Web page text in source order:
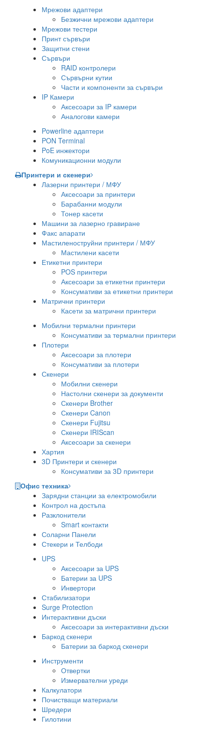
Мрежови адаптери
Безжични мрежови адаптери
Мрежови тестери
Принт сървъри
Защитни стени
Сървъри
RAID контролери
Сървърни кутии
Части и компоненти за сървъри
IP Камери
Аксесоари за IP камери
Аналогови камери
Powerline адаптери
PON Terminal
PoE инжектори
Комуникационни модули
Принтери и скенери
Лазерни принтери / МФУ
Аксесоари за принтери
Барабанни модули
Тонер касети
Машини за лазерно гравиране
Факс апарати
Мастиленоструйни принтери / МФУ
Мастилени касети
Етикетни принтери
POS принтери
Аксесоари за етикетни принтери
Консумативи за етикетни принтери
Матрични принтери
Касети за матрични принтери
Мобилни термални принтери
Консумативи за термални принтери
Плотери
Аксесоари за плотери
Консумативи за плотери
Скенери
Мобилни скенери
Настолни скенери за документи
Скенери Brother
Скенери Canon
Скенери Fujitsu
Скенери IRIScan
Аксесоари за скенери
Хартия
3D Принтери и скенери
Консумативи за 3D принтери
Офис техника
Зарядни станции за електромобили
Контрол на достъпа
Разклонители
Smart контакти
Соларни Панели
Стекери и Телбоди
UPS
Аксесоари за UPS
Батерии за UPS
Инвертори
Стабилизатори
Surge Protection
Интерактивни дъски
Аксесоари за интерактивни дъски
Баркод скенери
Батерии за баркод скенери
Инструменти
Отвертки
Измервателни уреди
Калкулатори
Почистващи материали
Шредери
Гилотини